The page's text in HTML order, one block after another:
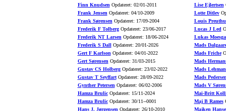
Finn Knudsen Opdateret: 02/01-2011
Frank Jensen Opdateret: 04/10-2009
Frank Sørensen Opdateret: 17/09-2004
Frederik F TolbergOpdateret: 23/06-2017
Frederik NT Larsen Opdateret: 18/06-2024
Frederik S DallOpdateret: 20/01-2026
Gert F Karlson Opdateret: 04/01-2022
Gert Sørensen Opdateret: 31/03-2015
Gustav CS HolbergOpdateret: 23/02-2022
Gustav T SeyffartOpdateret: 28/09-2022
Gynther Petersen Opdateret: 06/02-2006
Hamza BrulicOpdateret: 15/11-2024
Hamza BrulicOpdateret: 30/11--0001
Hans J. Jørgensen Opdateret: 26/10-2010
Lise Ejlertsen
Lotte Ditlev
Louis
Lucas J Led
Lukas
Mads
Mads Friche
Mads
Mads
Mads
Mads V
Mai-Britt
Maj B Rames
Majken